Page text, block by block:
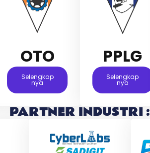
OTO
Selengkap
Nya
PPLG
Selengkap
Nya
PARTNER INDUSTRI :